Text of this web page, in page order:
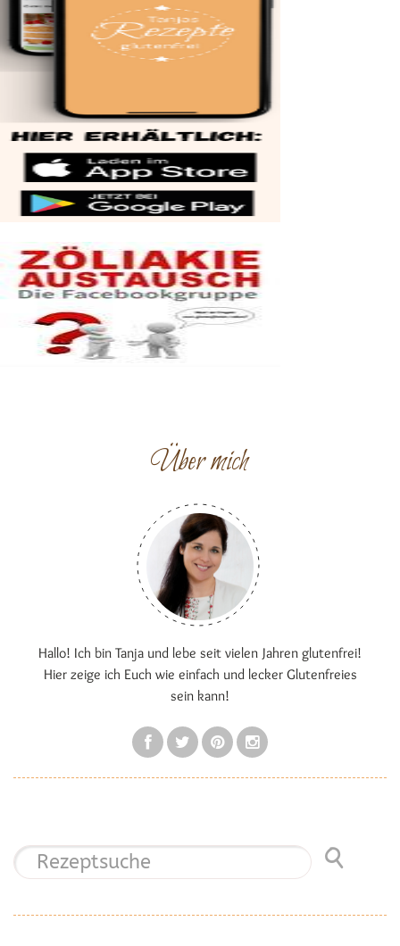
Über mich
Hallo! Ich bin Tanja und lebe seit vielen Jahren glutenfrei!
Hier zeige ich Euch wie einfach und lecker Glutenfreies
sein kann!